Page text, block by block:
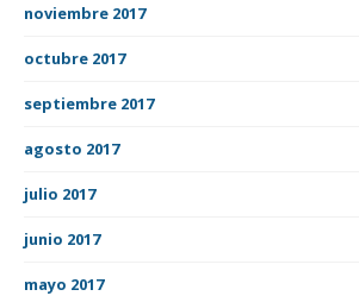
noviembre 2017
octubre 2017
septiembre 2017
agosto 2017
julio 2017
junio 2017
mayo 2017